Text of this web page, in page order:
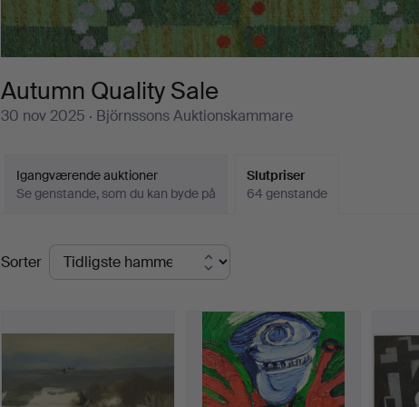
Autumn Quality Sale
30 nov 2025 · Björnssons Auktionskammare
Igangværende auktioner
Se genstande, som du kan byde på
Slutpriser
64 genstande
Slutpriser
Sorter